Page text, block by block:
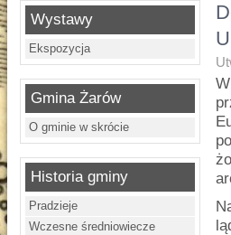
Wystawy
Ekspozycja
Gmina Żarów
O gminie w skrócie
Historia gminy
Pradzieje
Wczesne średniowiecze